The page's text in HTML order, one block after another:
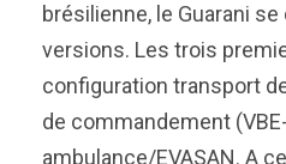
brésilienne, le Guarani
versions. Les trois
configuration transport
de commandement
ambulance/EVASAN. A